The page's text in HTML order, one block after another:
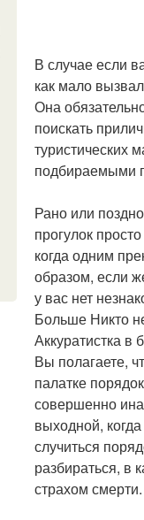
В случае если
как мало
Она
поискать
туристических
подбираемыми
Рано или
прогулок
когда одним
образом, если
у вас нет
Больше Никто
Аккуратистка в
Вы полагаете,
палатке
совершенно
выходной,
случиться
разбираться, в
страхом смерти.